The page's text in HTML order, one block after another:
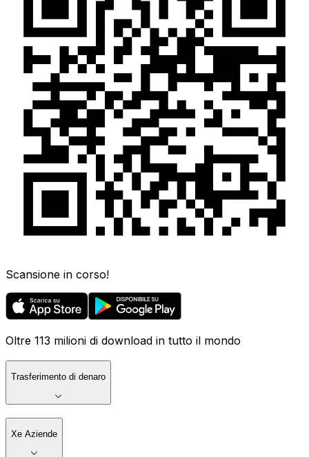
Scansione in corso!
Oltre 113 milioni di download in tutto il mondo
Trasferimento di denaro
Xe Aziende